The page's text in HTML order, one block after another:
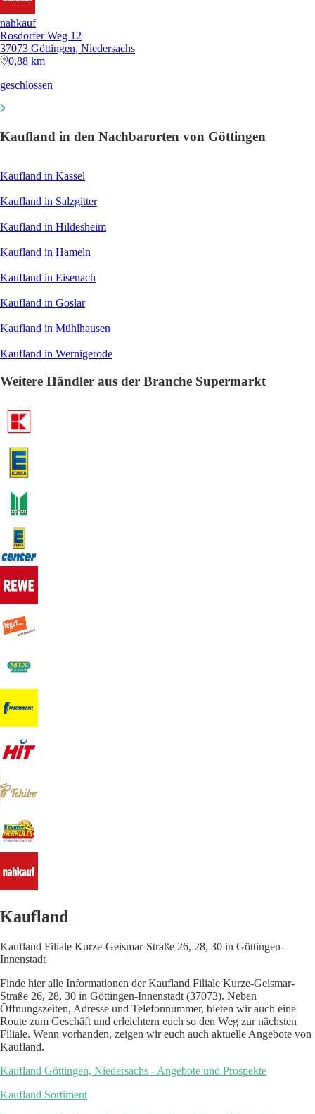
nahkauf
Rosdorfer Weg 12
37073 Göttingen, Niedersachs
0,88 km
geschlossen
Kaufland in den Nachbarorten von Göttingen
Kaufland in Kassel
Kaufland in Salzgitter
Kaufland in Hildesheim
Kaufland in Hameln
Kaufland in Eisenach
Kaufland in Goslar
Kaufland in Mühlhausen
Kaufland in Wernigerode
Weitere Händler aus der Branche Supermarkt
Kaufland
Kaufland Filiale Kurze-Geismar-Straße 26, 28, 30 in Göttingen-
Innenstadt
Finde hier alle Informationen der Kaufland Filiale Kurze-Geismar-
Straße 26, 28, 30 in Göttingen-Innenstadt (37073). Neben
Öffnungszeiten, Adresse und Telefonnummer, bieten wir auch eine
Route zum Geschäft und erleichtern euch so den Weg zur nächsten
Filiale. Wenn vorhanden, zeigen wir euch auch aktuelle Angebote von
Kaufland.
Kaufland Göttingen, Niedersachs - Angebote und Prospekte
Kaufland Sortiment